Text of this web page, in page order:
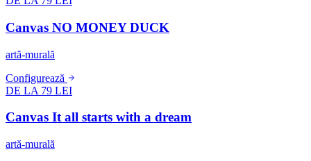
Canvas NO MONEY DUCK
artă-murală
Configurează
DE LA 79 LEI
Canvas It all starts with a dream
artă-murală